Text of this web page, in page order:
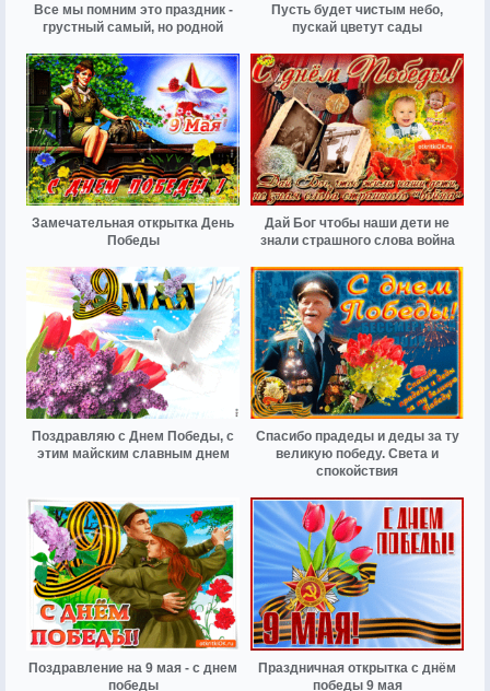
Все мы помним это праздник -
грустный самый, но родной
Пусть будет чистым небо,
пускай цветут сады
Замечательная открытка День
Победы
Дай Бог чтобы наши дети не
знали страшного слова война
Поздравляю с Днем Победы, с
этим майским славным днем
Спасибо прадеды и деды за ту
великую победу. Света и
спокойствия
Поздравление на 9 мая - с днем
победы
Праздничная открытка с днём
победы 9 мая